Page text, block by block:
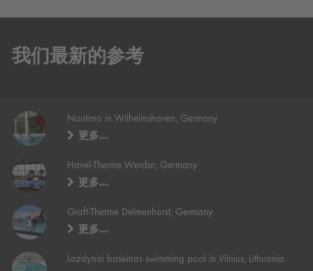
我们最新的参考
Nautimo in Wilhelmshaven, Germany
更多…
Havel-Therme Werder, Germany
更多…
Graft-Therme Delmenhorst, Germany
更多…
Lazdynai baseinas swimming pool in Vilnius, Lithuania